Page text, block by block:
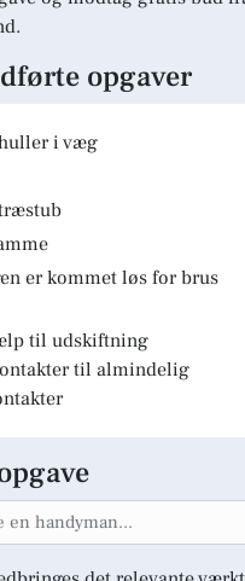
opgaver
i væg
er kommet løs for brus
til udskiftning
til almindelig